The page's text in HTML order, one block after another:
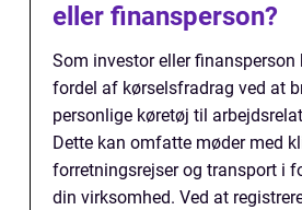
eller finansperson?
Som investor eller finansperson
fordel af kørselsfradrag ved at
personlige køretøj til
Dette kan omfatte møder med
forretningsrejser og transport i
din virksomhed. Ved at